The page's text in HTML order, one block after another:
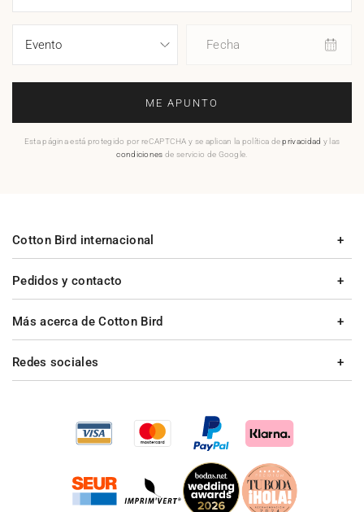
Fecha
ME APUNTO
Esta página está protegido por reCAPTCHA y se aplican la política deprivacidad y las
condiciones de servicio de Google.
Pedidos y contacto
Más acerca de Cotton Bird
Cotton Bird internacional
Redes sociales